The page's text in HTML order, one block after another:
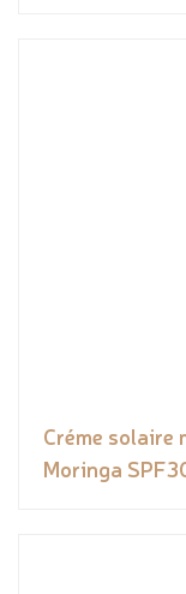
Créme solaire
Moringa